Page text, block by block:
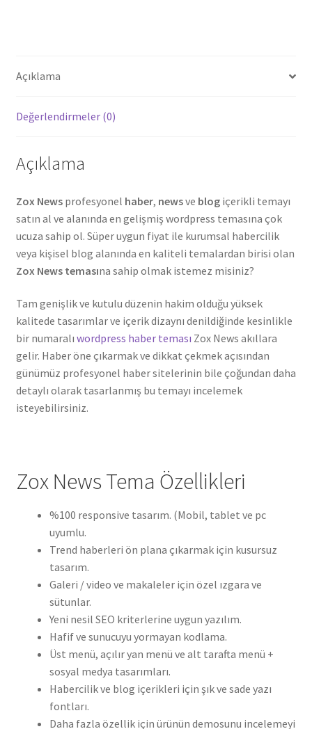
Açıklama
Değerlendirmeler (0)
Açıklama
Zox Newsprofesyonel haber, newsve blogiçerikli temayı
satın al ve alanında en gelişmiş wordpress temasına çok
ucuza sahip ol. Süper uygun fiyat ile kurumsal habercilik
veya kişisel blog alanında en kaliteli temalardan birisi olan
Zox News temasına sahip olmak istemez misiniz?
Tam genişlik ve kutulu düzenin hakim olduğu yüksek
kalitede tasarımlar ve içerik dizaynı denildiğinde kesinlikle
bir numaralı wordpress haber teması Zox News akıllara
gelir. Haber öne çıkarmak ve dikkat çekmek açısından
günümüz profesyonel haber sitelerinin bile çoğundan daha
detaylı olarak tasarlanmış bu temayı incelemek
isteyebilirsiniz.
Zox News Tema Özellikleri
%100 responsive tasarım. (Mobil, tablet ve pc
uyumlu.
Trend haberleri ön plana çıkarmak için kusursuz
tasarım.
Galeri / video ve makaleler için özel ızgara ve
sütunlar.
Yeni nesil SEO kriterlerine uygun yazılım.
Hafif ve sunucuyu yormayan kodlama.
Üst menü, açılır yan menü ve alt tarafta menü +
sosyal medya tasarımları.
Habercilik ve blog içerikleri için şık ve sade yazı
fontları.
Daha fazla özellik için ürünün demosunu incelemeyi